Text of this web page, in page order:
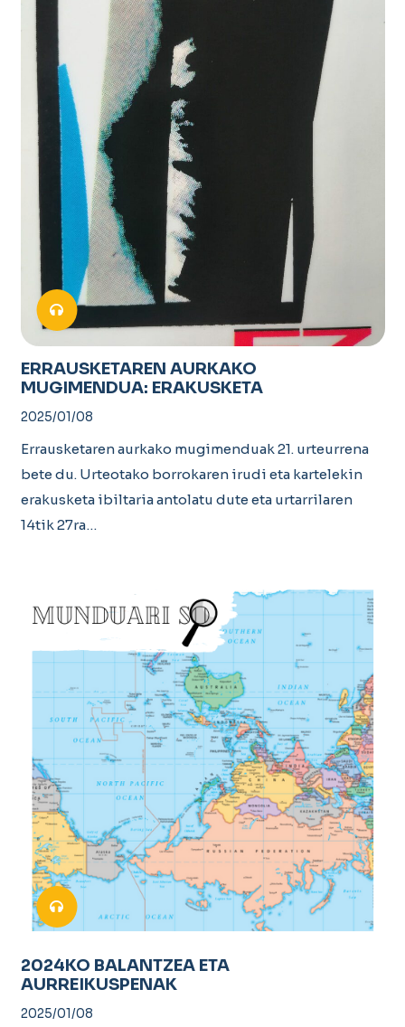
ERRAUSKETAREN AURKAKO
MUGIMENDUA: ERAKUSKETA
2025/01/08
Errausketaren aurkako mugimenduak 21. urteurrena
bete du. Urteotako borrokaren irudi eta kartelekin
erakusketa ibiltaria antolatu dute eta urtarrilaren
14tik 27ra…
2024KO BALANTZEA ETA
AURREIKUSPENAK
2025/01/08